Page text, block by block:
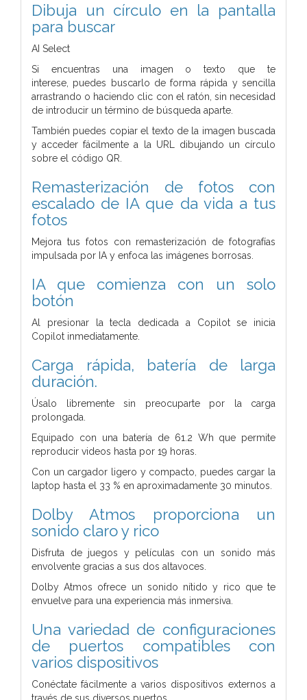
Dibuja un círculo en la pantalla
para buscar
AI Select
Si encuentras una imagen o texto que te
interese, puedes buscarlo de forma rápida y sencilla
arrastrando o haciendo clic con el ratón, sin necesidad
de introducir un término de búsqueda aparte.
También puedes copiar el texto de la imagen buscada
y acceder fácilmente a la URL dibujando un círculo
sobre el código QR.
Remasterización de fotos con
escalado de IA que da vida a tus
fotos
Mejora tus fotos con remasterización de fotografías
impulsada por IA y enfoca las imágenes borrosas.
IA que comienza con un solo
botón
Al presionar la tecla dedicada a Copilot se inicia
Copilot inmediatamente.
Carga rápida, batería de larga
duración.
Úsalo libremente sin preocuparte por la carga
prolongada.
Equipado con una batería de 61.2 Wh que permite
reproducir videos hasta por 19 horas.
Con un cargador ligero y compacto, puedes cargar la
laptop hasta el 33 % en aproximadamente 30 minutos.
Dolby Atmos proporciona un
sonido claro y rico
Disfruta de juegos y películas con un sonido más
envolvente gracias a sus dos altavoces.
Dolby Atmos ofrece un sonido nítido y rico que te
envuelve para una experiencia más inmersiva.
Una variedad de configuraciones
de puertos compatibles con
varios dispositivos
Conéctate fácilmente a varios dispositivos externos a
través de sus diversos puertos.